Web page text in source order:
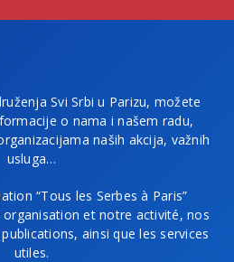
Svi Srbi u Parizu, možete
o nama i našem radu,
naših akcija, važnih
usluga…
“Tous les Serbes à Paris”
et notre activité, nos
ainsi que les services
utiles.